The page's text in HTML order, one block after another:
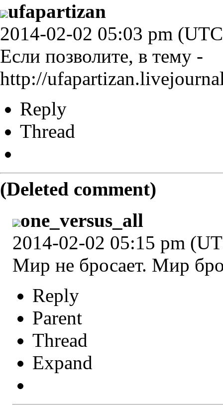
ufapartizan
2014-02-02 05:03 pm
Если позволите, в тему -
http://
Reply
Thread
(Deleted comment)
one_versus_all
2014-02-02 05:15 pm
Мир не бросает. Мир
Reply
Parent
Thread
Expand